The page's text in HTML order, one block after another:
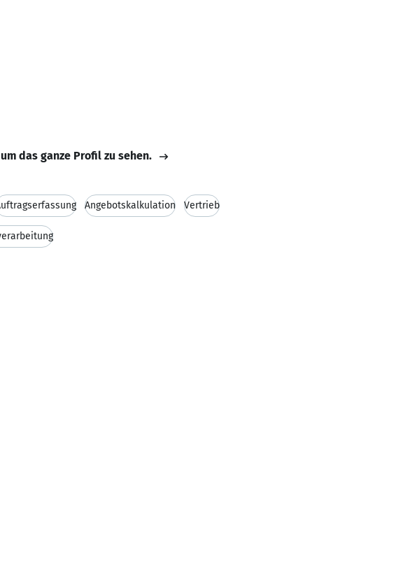
das ganze Profil zu sehen.
Angebotskalkulation Vertrieb